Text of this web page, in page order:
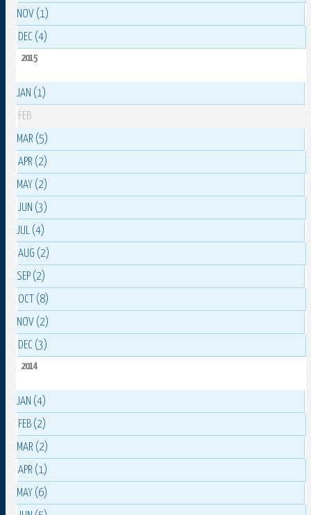
NOV (1)
DEC (4)
2015
JAN (1)
FEB
MAR (5)
APR (2)
MAY (2)
JUN (3)
JUL (4)
AUG (2)
SEP (2)
OCT (8)
NOV (2)
DEC (3)
2014
JAN (4)
FEB (2)
MAR (2)
APR (1)
MAY (6)